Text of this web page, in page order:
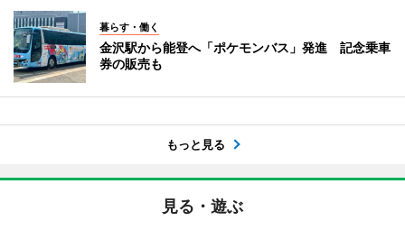
暮らす・働く
金沢駅から能登へ「ポケモンバス」発進 記念乗車
券の販売も
もっと見る
見る・遊ぶ